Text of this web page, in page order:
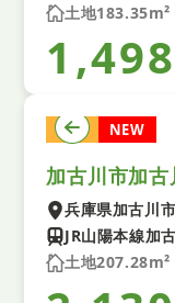
土地183.35m²
土地 NEW
兵庫県加古川
JR山陽本線加
土地207.28m²